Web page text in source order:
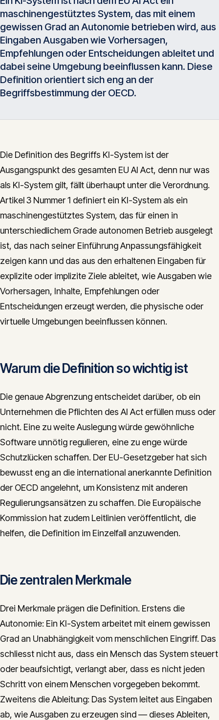
Insights 05
Glossar 06
Kontakt
Get in touch
CONTACT
info@innopulse.io+41 79 508 28 06
Gotthardstrasse 30, 6300 Zug
maschinengestütztes System, das mit einem
gewissen Grad an Autonomie betrieben wird, aus
Eingaben Ausgaben wie Vorhersagen,
Empfehlungen oder Entscheidungen ableitet und
dabei seine Umgebung beeinflussen kann. Diese
Definition orientiert sich eng an der
Begriffsbestimmung der OECD.
Die Definition des Begriffs KI-System ist der
Ausgangspunkt des gesamten EU AI Act, denn nur was
als KI-System gilt, fällt überhaupt unter die Verordnung.
Artikel 3 Nummer 1 definiert ein KI-System als ein
maschinengestütztes System, das für einen in
unterschiedlichem Grade autonomen Betrieb ausgelegt
ist, das nach seiner Einführung Anpassungsfähigkeit
zeigen kann und das aus den erhaltenen Eingaben für
explizite oder implizite Ziele ableitet, wie Ausgaben wie
Vorhersagen, Inhalte, Empfehlungen oder
Entscheidungen erzeugt werden, die physische oder
virtuelle Umgebungen beeinflussen können.
Warum die Definition so wichtig ist
Die genaue Abgrenzung entscheidet darüber, ob ein
Unternehmen die Pflichten des AI Act erfüllen muss oder
nicht. Eine zu weite Auslegung würde gewöhnliche
Software unnötig regulieren, eine zu enge würde
Schutzlücken schaffen. Der EU-Gesetzgeber hat sich
bewusst eng an die international anerkannte Definition
der OECD angelehnt, um Konsistenz mit anderen
Regulierungsansätzen zu schaffen. Die Europäische
Kommission hat zudem Leitlinien veröffentlicht, die
helfen, die Definition im Einzelfall anzuwenden.
Die zentralen Merkmale
Drei Merkmale prägen die Definition. Erstens die
Autonomie: Ein KI-System arbeitet mit einem gewissen
Grad an Unabhängigkeit vom menschlichen Eingriff. Das
schliesst nicht aus, dass ein Mensch das System steuert
oder beaufsichtigt, verlangt aber, dass es nicht jeden
Schritt von einem Menschen vorgegeben bekommt.
Zweitens die Ableitung: Das System leitet aus Eingaben
ab, wie Ausgaben zu erzeugen sind — dieses Ableiten,